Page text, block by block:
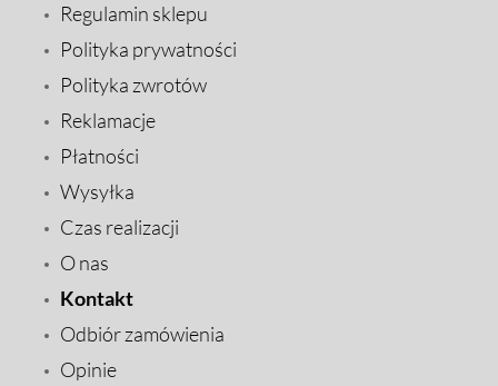
Regulamin sklepu
Polityka prywatności
Polityka zwrotów
Reklamacje
Płatności
Wysyłka
Czas realizacji
O nas
Kontakt
Odbiór zamówienia
Opinie